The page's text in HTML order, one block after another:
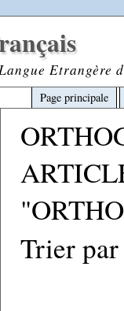
Etrangère
Page principale
Trier